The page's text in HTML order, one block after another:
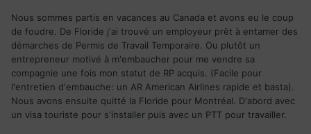
Nous sommes partis en vacances au Canada et avons eu le coup
de foudre. De Floride j'ai trouvé un employeur prêt à entamer des
démarches de Permis de Travail Temporaire. Ou plutôt un
entrepreneur motivé à m'embaucher pour me vendre sa
compagnie une fois mon statut de RP acquis. (Facile pour
l'entretien d'embauche: un AR American Airlines rapide et basta).
Nous avons ensuite quitté la Floride pour Montréal. D'abord avec
un visa touriste pour s'installer puis avec un PTT pour travailler.